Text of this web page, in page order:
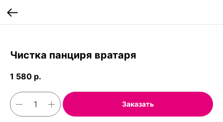
Чистка панциря вратаря
1 580 р.
Заказать